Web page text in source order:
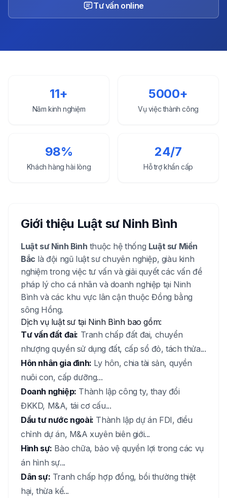
Tư vấn online
11+
Năm kinh nghiệm
5000+
Vụ việc thành công
98%
Khách hàng hài lòng
24/7
Hỗ trợ khẩn cấp
Giới thiệu Luật sư Ninh Bình
Luật sư Ninh Bình thuộc hệ thống Luật sư Miền
Bắc là đội ngũ luật sư chuyên nghiệp, giàu kinh
nghiệm trong việc tư vấn và giải quyết các vấn đề
pháp lý cho cá nhân và doanh nghiệp tại Ninh
Bình và các khu vực lân cận thuộc Đồng bằng
sông Hồng.
Dịch vụ luật sư tại Ninh Bình bao gồm:
Tư vấn đất đai: Tranh chấp đất đai, chuyển
nhượng quyền sử dụng đất, cấp sổ đỏ, tách thửa...
Hôn nhân gia đình: Ly hôn, chia tài sản, quyền
nuôi con, cấp dưỡng...
Doanh nghiệp: Thành lập công ty, thay đổi
ĐKKD, M&A, tái cơ cấu...
Dầu tư nước ngoài: Thành lập dự án FDI, điều
chỉnh dự án, M&A xuyên biên giới...
Hình sự: Bào chữa, bảo vệ quyền lợi trong các vụ
án hình sự...
Dân sự: Tranh chấp hợp đồng, bồi thường thiệt
hại, thừa kế...